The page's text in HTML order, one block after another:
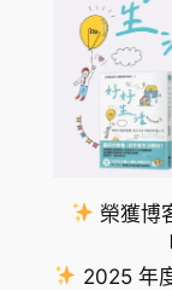
榮獲博
2025 年